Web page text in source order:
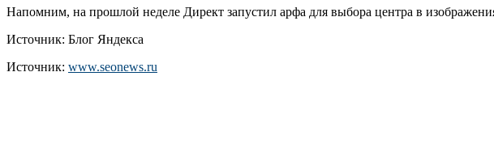
Напомним, на прошлой неделе Директ запустил арфа для выбора центра в
Источник: Блог Яндекса
Источник: www.seonews.ru